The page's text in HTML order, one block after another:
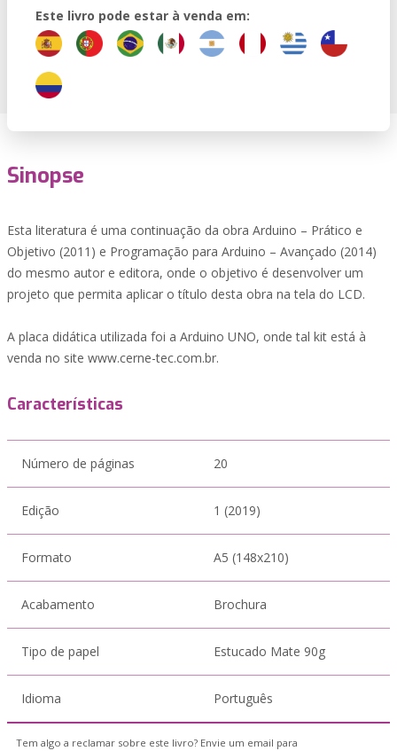
Este livro pode estar à venda em:
Sinopse
Esta literatura é uma continuação da obra Arduino – Prático e
Objetivo (2011) e Programação para Arduino – Avançado (2014)
do mesmo autor e editora, onde o objetivo é desenvolver um
projeto que permita aplicar o título desta obra na tela do LCD.
A placa didática utilizada foi a Arduino UNO, onde tal kit está à
venda no site www.cerne-tec.com.br.
Características
Número de páginas 20
Edição 1 (2019)
Formato A5 (148x210)
Acabamento Brochura
Tipo de papel Estucado Mate 90g
Idioma Português
Tem algo a reclamar sobre este livro? Envie um email para